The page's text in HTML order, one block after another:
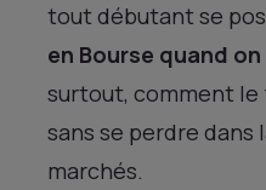
tout débutant se
en Bourse quand
surtout, comment
sans se perdre dans
marchés.